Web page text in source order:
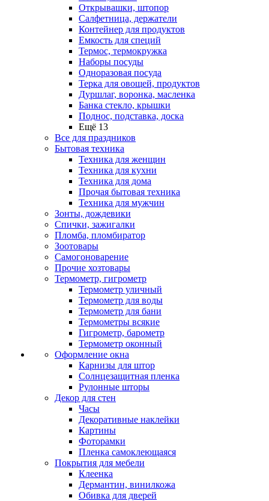
Открывашки, штопор
Салфетница, держатели
Контейнер для продуктов
Емкость для специй
Термос, термокружка
Наборы посуды
Одноразовая посуда
Терка для овощей, продуктов
Дуршлаг, воронка, масленка
Банка стекло, крышки
Поднос, подставка, доска
Ещё 13
Все для праздников
Бытовая техника
Техника для женщин
Техника для кухни
Техника для дома
Прочая бытовая техника
Техника для мужчин
Зонты, дождевики
Спички, зажигалки
Пломба, пломбиратор
Зоотовары
Самогоноварение
Прочие хозтовары
Термометр, гигрометр
Термометр уличный
Термометр для воды
Термометр для бани
Термометры всякие
Гигрометр, барометр
Термометр оконный
Оформление окна
Карнизы для штор
Солнцезащитная пленка
Рулонные шторы
Декор для стен
Часы
Декоративные наклейки
Картины
Фоторамки
Пленка самоклеющаяся
Покрытия для мебели
Клеенка
Дермантин, винилкожа
Обивка для дверей